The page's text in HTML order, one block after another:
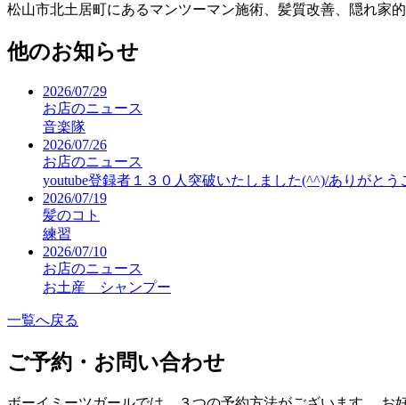
松山市北土居町にあるマンツーマン施術、髪質改善、
他のお知らせ
2026/07/29
お店のニュース
音楽隊
2026/07/26
お店のニュース
youtube登録者１３０人突破いたしました(^^)/ありがとう
2026/07/19
髪のコト
練習
2026/07/10
お店のニュース
お土産 シャンプー
一覧へ戻る
ご予約・お問い合わせ